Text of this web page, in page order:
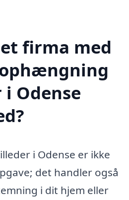
firma med
Odense
i Odense er ikke
det handler også
i dit hjem eller